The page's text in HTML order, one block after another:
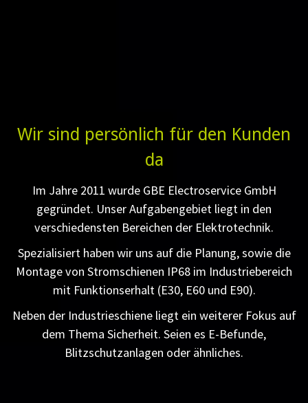
Wir sind persönlich für den Kunden
da
Im Jahre 2011 wurde GBE Electroservice GmbH
gegründet. Unser Aufgabengebiet liegt in den
verschiedensten Bereichen der Elektrotechnik.
Spezialisiert haben wir uns auf die Planung, sowie die
Montage von Stromschienen IP68 im Industriebereich
mit Funktionserhalt (E30, E60 und E90).
Neben der Industrieschiene liegt ein weiterer Fokus auf
dem Thema Sicherheit. Seien es E-Befunde,
Blitzschutzanlagen oder ähnliches.